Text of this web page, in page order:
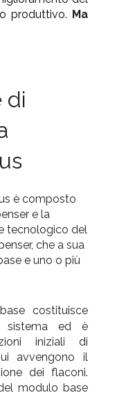
produttivo. Ma
di
è composto
e la
tecnologico del
che a sua
e uno o più
costituisce
sistema ed è
iniziali di
avvengono il
dei flaconi.
modulo base